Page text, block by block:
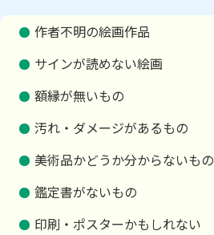
作者不明の絵画作品
サインが読めない絵画
額縁が無いもの
汚れ・ダメージがあるもの
美術品かどうか分からないもの
鑑定書がないもの
印刷・ポスターかもしれない